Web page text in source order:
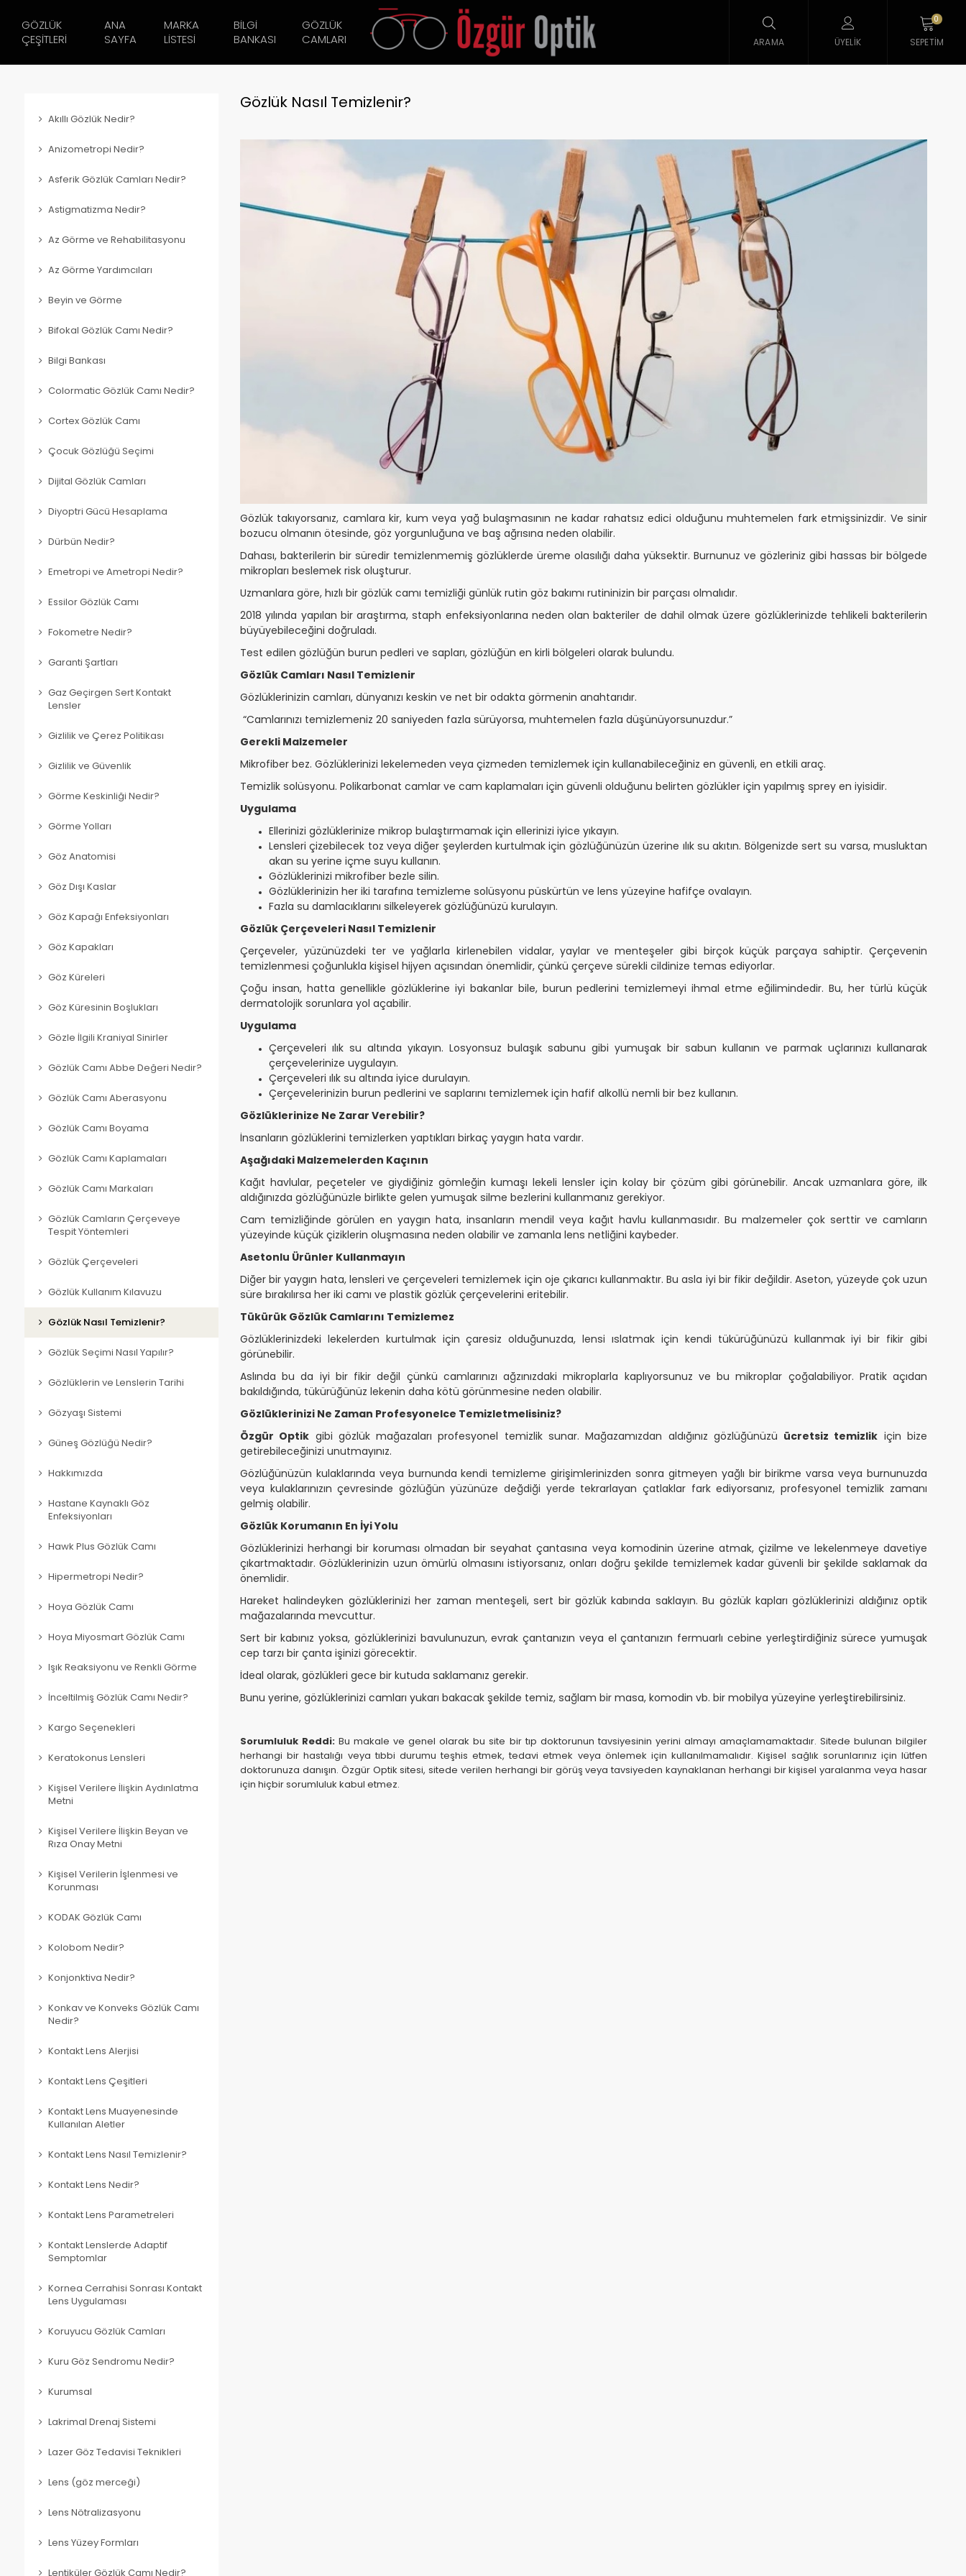
GÖZLÜK
ÇEŞITLERI
ANA
SAYFA
MARKA
LISTESI
BILGI
BANKASI
GÖZLÜK
CAMLARI
ARAMA ÜYELIK
0
SEPETIM
Akıllı Gözlük Nedir?
Anizometropi Nedir?
Asferik Gözlük Camları Nedir?
Astigmatizma Nedir?
Az Görme ve Rehabilitasyonu
Az Görme Yardımcıları
Beyin ve Görme
Bifokal Gözlük Camı Nedir?
Bilgi Bankası
Colormatic Gözlük Camı Nedir?
Cortex Gözlük Camı
Çocuk Gözlüğü Seçimi
Dijital Gözlük Camları
Diyoptri Gücü Hesaplama
Dürbün Nedir?
Emetropi ve Ametropi Nedir?
Essilor Gözlük Camı
Fokometre Nedir?
Garanti Şartları
Gaz Geçirgen Sert Kontakt
Lensler
Gizlilik ve Çerez Politikası
Gizlilik ve Güvenlik
Görme Keskinliği Nedir?
Görme Yolları
Göz Anatomisi
Göz Dışı Kaslar
Göz Kapağı Enfeksiyonları
Göz Kapakları
Göz Küreleri
Göz Küresinin Boşlukları
Gözle İlgili Kraniyal Sinirler
Gözlük Camı Abbe Değeri Nedir?
Gözlük Camı Aberasyonu
Gözlük Camı Boyama
Gözlük Camı Kaplamaları
Gözlük Camı Markaları
Gözlük Camların Çerçeveye
Tespit Yöntemleri
Gözlük Çerçeveleri
Gözlük Kullanım Kılavuzu
Gözlük Nasıl Temizlenir?
Gözlük Seçimi Nasıl Yapılır?
Gözlüklerin ve Lenslerin Tarihi
Gözyaşı Sistemi
Güneş Gözlüğü Nedir?
Hakkımızda
Hastane Kaynaklı Göz
Enfeksiyonları
Hawk Plus Gözlük Camı
Hipermetropi Nedir?
Hoya Gözlük Camı
Hoya Miyosmart Gözlük Camı
Işık Reaksiyonu ve Renkli Görme
İnceltilmiş Gözlük Camı Nedir?
Kargo Seçenekleri
Keratokonus Lensleri
Kişisel Verilere İlişkin Aydınlatma
Metni
Kişisel Verilere İlişkin Beyan ve
Rıza Onay Metni
Kişisel Verilerin İşlenmesi ve
Korunması
KODAK Gözlük Camı
Kolobom Nedir?
Konjonktiva Nedir?
Konkav ve Konveks Gözlük Camı
Nedir?
Kontakt Lens Alerjisi
Kontakt Lens Çeşitleri
Kontakt Lens Muayenesinde
Kullanılan Aletler
Kontakt Lens Nasıl Temizlenir?
Kontakt Lens Nedir?
Kontakt Lens Parametreleri
Kontakt Lenslerde Adaptif
Semptomlar
Kornea Cerrahisi Sonrası Kontakt
Lens Uygulaması
Koruyucu Gözlük Camları
Kuru Göz Sendromu Nedir?
Kurumsal
Lakrimal Drenaj Sistemi
Lazer Göz Tedavisi Teknikleri
Lens (göz merceği)
Lens Nötralizasyonu
Lens Yüzey Formları
Lentiküler Gözlük Camı Nedir?
Gözlük Nasıl Temizlenir?
Gözlük takıyorsanız, camlara kir, kum veya yağ bulaşmasının ne kadar rahatsız edici olduğunu muhtemelen fark etmişsinizdir. Ve sinir
bozucu olmanın ötesinde, göz yorgunluğuna ve baş ağrısına neden olabilir.
Dahası, bakterilerin bir süredir temizlenmemiş gözlüklerde üreme olasılığı daha yüksektir. Burnunuz ve gözleriniz gibi hassas bir bölgede
mikropları beslemek risk oluşturur.
Uzmanlara göre, hızlı bir gözlük camı temizliği günlük rutin göz bakımı rutininizin bir parçası olmalıdır.
2018 yılında yapılan bir araştırma, staph enfeksiyonlarına neden olan bakteriler de dahil olmak üzere gözlüklerinizde tehlikeli bakterilerin
büyüyebileceğini doğruladı.
Test edilen gözlüğün burun pedleri ve sapları, gözlüğün en kirli bölgeleri olarak bulundu.
Gözlük Camları Nasıl Temizlenir
Gözlüklerinizin camları, dünyanızı keskin ve net bir odakta görmenin anahtarıdır.
“Camlarınızı temizlemeniz 20 saniyeden fazla sürüyorsa, muhtemelen fazla düşünüyorsunuzdur.”
Gerekli Malzemeler
Mikrofiber bez. Gözlüklerinizi lekelemeden veya çizmeden temizlemek için kullanabileceğiniz en güvenli, en etkili araç.
Temizlik solüsyonu. Polikarbonat camlar ve cam kaplamaları için güvenli olduğunu belirten gözlükler için yapılmış sprey en iyisidir.
Uygulama
Ellerinizi gözlüklerinize mikrop bulaştırmamak için ellerinizi iyice yıkayın.
Lensleri çizebilecek toz veya diğer şeylerden kurtulmak için gözlüğünüzün üzerine ılık su akıtın. Bölgenizde sert su varsa, musluktan
akan su yerine içme suyu kullanın.
Gözlüklerinizi mikrofiber bezle silin.
Gözlüklerinizin her iki tarafına temizleme solüsyonu püskürtün ve lens yüzeyine hafifçe ovalayın.
Fazla su damlacıklarını silkeleyerek gözlüğünüzü kurulayın.
Gözlük Çerçeveleri Nasıl Temizlenir
Çerçeveler, yüzünüzdeki ter ve yağlarla kirlenebilen vidalar, yaylar ve menteşeler gibi birçok küçük parçaya sahiptir. Çerçevenin
temizlenmesi çoğunlukla kişisel hijyen açısından önemlidir, çünkü çerçeve sürekli cildinize temas ediyorlar.
Çoğu insan, hatta genellikle gözlüklerine iyi bakanlar bile, burun pedlerini temizlemeyi ihmal etme eğilimindedir. Bu, her türlü küçük
dermatolojik sorunlara yol açabilir.
Uygulama
Çerçeveleri ılık su altında yıkayın. Losyonsuz bulaşık sabunu gibi yumuşak bir sabun kullanın ve parmak uçlarınızı kullanarak
çerçevelerinize uygulayın.
Çerçeveleri ılık su altında iyice durulayın.
Çerçevelerinizin burun pedlerini ve saplarını temizlemek için hafif alkollü nemli bir bez kullanın.
Gözlüklerinize Ne Zarar Verebilir?
İnsanların gözlüklerini temizlerken yaptıkları birkaç yaygın hata vardır.
Aşağıdaki Malzemelerden Kaçının
Kağıt havlular, peçeteler ve giydiğiniz gömleğin kumaşı lekeli lensler için kolay bir çözüm gibi görünebilir. Ancak uzmanlara göre, ilk
aldığınızda gözlüğünüzle birlikte gelen yumuşak silme bezlerini kullanmanız gerekiyor.
Cam temizliğinde görülen en yaygın hata, insanların mendil veya kağıt havlu kullanmasıdır. Bu malzemeler çok serttir ve camların
yüzeyinde küçük çiziklerin oluşmasına neden olabilir ve zamanla lens netliğini kaybeder.
Asetonlu Ürünler Kullanmayın
Diğer bir yaygın hata, lensleri ve çerçeveleri temizlemek için oje çıkarıcı kullanmaktır. Bu asla iyi bir fikir değildir. Aseton, yüzeyde çok uzun
süre bırakılırsa her iki camı ve plastik gözlük çerçevelerini eritebilir.
Tükürük Gözlük Camlarını Temizlemez
Gözlüklerinizdeki lekelerden kurtulmak için çaresiz olduğunuzda, lensi ıslatmak için kendi tükürüğünüzü kullanmak iyi bir fikir gibi
görünebilir.
Aslında bu da iyi bir fikir değil çünkü camlarınızı ağzınızdaki mikroplarla kaplıyorsunuz ve bu mikroplar çoğalabiliyor. Pratik açıdan
bakıldığında, tükürüğünüz lekenin daha kötü görünmesine neden olabilir.
Gözlüklerinizi Ne Zaman Profesyonelce Temizletmelisiniz?
Özgür Optik gibi gözlük mağazaları profesyonel temizlik sunar. Mağazamızdan aldığınız gözlüğünüzü ücretsiz temizlik için bize
getirebileceğinizi unutmayınız.
Gözlüğünüzün kulaklarında veya burnunda kendi temizleme girişimlerinizden sonra gitmeyen yağlı bir birikme varsa veya burnunuzda
veya kulaklarınızın çevresinde gözlüğün yüzünüze değdiği yerde tekrarlayan çatlaklar fark ediyorsanız, profesyonel temizlik zamanı
gelmiş olabilir.
Gözlük Korumanın En İyi Yolu
Gözlüklerinizi herhangi bir koruması olmadan bir seyahat çantasına veya komodinin üzerine atmak, çizilme ve lekelenmeye davetiye
çıkartmaktadır. Gözlüklerinizin uzun ömürlü olmasını istiyorsanız, onları doğru şekilde temizlemek kadar güvenli bir şekilde saklamak da
önemlidir.
Hareket halindeyken gözlüklerinizi her zaman menteşeli, sert bir gözlük kabında saklayın. Bu gözlük kapları gözlüklerinizi aldığınız optik
mağazalarında mevcuttur.
Sert bir kabınız yoksa, gözlüklerinizi bavulunuzun, evrak çantanızın veya el çantanızın fermuarlı cebine yerleştirdiğiniz sürece yumuşak
cep tarzı bir çanta işinizi görecektir.
İdeal olarak, gözlükleri gece bir kutuda saklamanız gerekir.
Bunu yerine, gözlüklerinizi camları yukarı bakacak şekilde temiz, sağlam bir masa, komodin vb. bir mobilya yüzeyine yerleştirebilirsiniz.
Sorumluluk Reddi: Bu makale ve genel olarak bu site bir tıp doktorunun tavsiyesinin yerini almayı amaçlamamaktadır. Sitede bulunan bilgiler
herhangi bir hastalığı veya tıbbi durumu teşhis etmek, tedavi etmek veya önlemek için kullanılmamalıdır. Kişisel sağlık sorunlarınız için lütfen
doktorunuza danışın. Özgür Optik sitesi, sitede verilen herhangi bir görüş veya tavsiyeden kaynaklanan herhangi bir kişisel yaralanma veya hasar
için hiçbir sorumluluk kabul etmez.